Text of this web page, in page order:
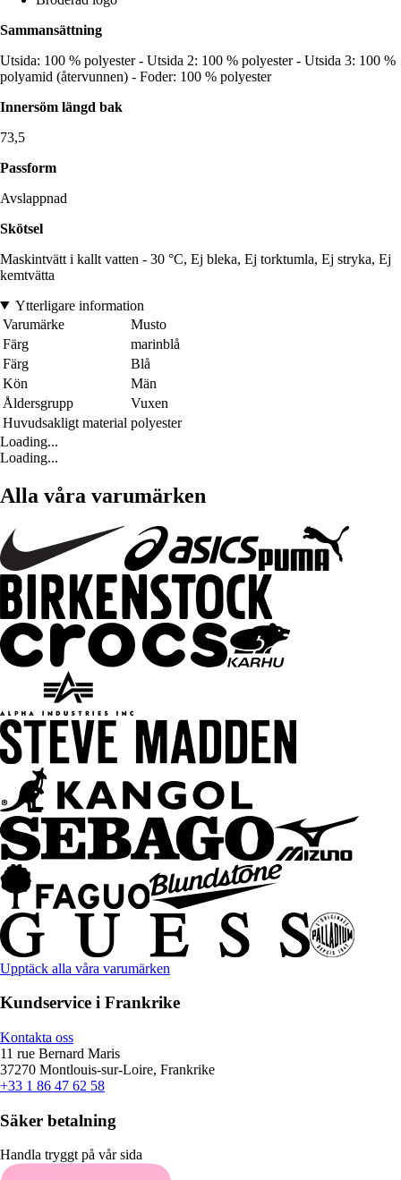
Sammansättning
Utsida: 100 % polyester - Utsida 2: 100 % polyester - Utsida 3: 100 %
polyamid (återvunnen) - Foder: 100 % polyester
Innersöm längd bak
73,5
Passform
Avslappnad
Skötsel
Maskintvätt i kallt vatten - 30 °C, Ej bleka, Ej torktumla, Ej stryka, Ej
kemtvätta
Ytterligare information
Varumärke
Musto
Färg
marinblå
Färg
Blå
Kön
Män
Åldersgrupp
Vuxen
Huvudsakligt material polyester
Loading...
Loading...
Alla våra varumärken
Upptäck alla våra varumärken
Kundservice i Frankrike
Kontakta oss
11 rue Bernard Maris
37270 Montlouis-sur-Loire, Frankrike
+33 1 86 47 62 58
Säker betalning
Handla tryggt på vår sida